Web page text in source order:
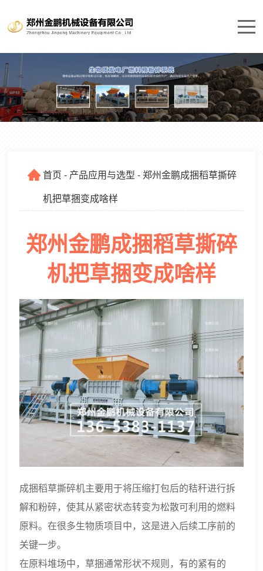
首页 - 产品应用与选型 - 郑州金鹏成捆稻草撕碎
机把草捆变成啥样
郑州金鹏成捆稻草撕碎
机把草捆变成啥样
成捆稻草撕碎机主要用于将压缩打包后的秸秆进行拆
解和粉碎，使其从紧密状态转变为松散可利用的燃料
原料。在很多生物质项目中，这是进入后续工序前的
关键一步。
在原料堆场中，草捆通常形状不规则，有的紧有的